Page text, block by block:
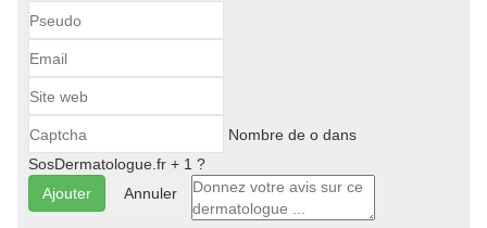
Nombre de o dans
SosDermatologue.fr + 1 ?
Annuler